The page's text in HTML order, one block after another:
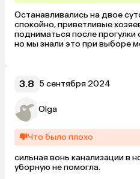
Останавливались на двое
спокойно, приветливые
подниматься после
но мы знали это при выборе
3.8 5 сентября 2024
Olga
Что было плохо
сильная вонь канализации в
уборную не помогла.